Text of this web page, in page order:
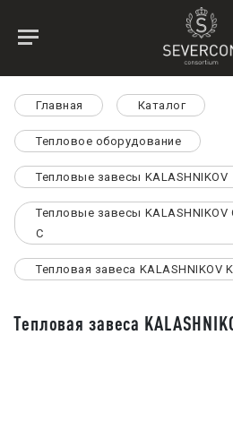
Главная Каталог
Тепловое оборудование
Тепловые завесы KALASHNIKOV
Тепловые завесы KALASHNIKOV
C
Тепловая завеса KALASHNIKOV
Тепловая завеса